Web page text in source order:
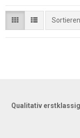
Qualitativ